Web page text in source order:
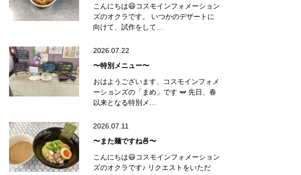
こんにちは😃コスモインフォメーション
ズのオクラです。 いつかのデザートに
向けて、試作をして…
2026.07.22
〜特別メニュー〜
おはようございます、コスモインフォメ
ーションズの「まめ」です 🫛 先日、春
以来となる特別メ…
2026.07.11
〜また麺ですね🍜〜
こんにちは😃コスモインフォメーション
ズのオクラです♪ リクエストをいただ